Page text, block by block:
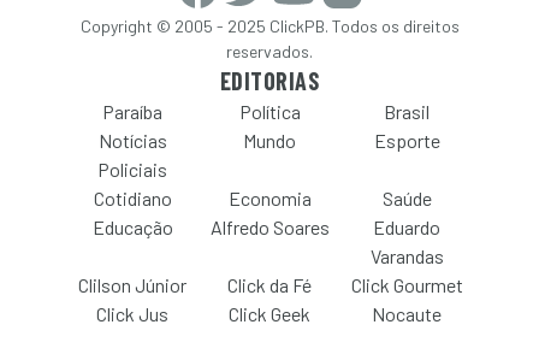
Copyright © 2005 - 2025 ClickPB. Todos os direitos
reservados.
EDITORIAS
Paraíba Política
Brasil
Notícias
Policiais
Mundo Esporte
Cotidiano Economia
Saúde
Educação
Alfredo Soares
Eduardo
Varandas
Clilson Júnior
Click da Fé
Click Gourmet
Click Jus
Click Geek Nocaute